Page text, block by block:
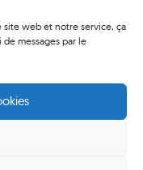
site web et notre service, ça
messages par le
14h00 à 18h00